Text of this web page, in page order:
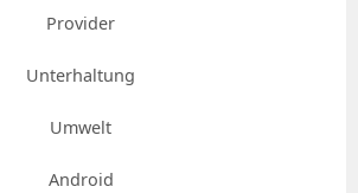
Provider
Unterhaltung
Umwelt
Android